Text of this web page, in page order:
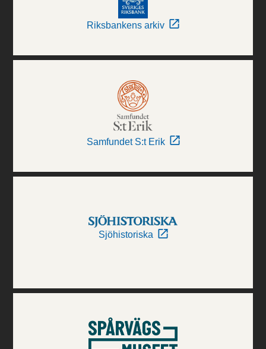
Riksbankens arkiv
Samfundet S:t Erik
Sjöhistoriska